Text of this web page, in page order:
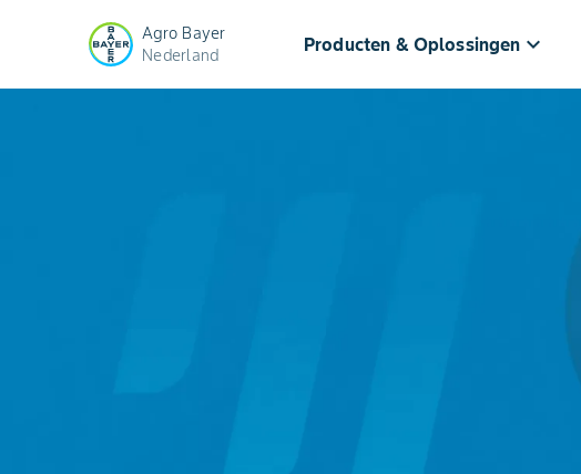
Agro Bayer
Nederland
Producten & Oplossingen keyboard_arrow_down